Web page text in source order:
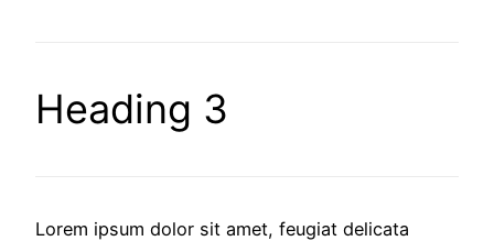
Heading 3
Lorem ipsum dolor sit amet, feugiat delicata